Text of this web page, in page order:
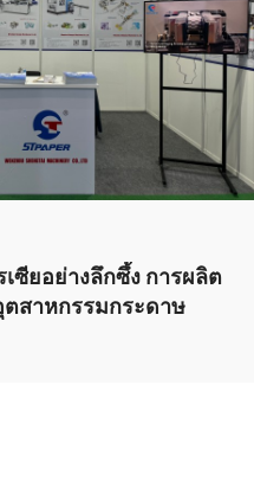
ซียอย่างลึกซึ้ง การผลิต
สาหกรรมกระดาษ